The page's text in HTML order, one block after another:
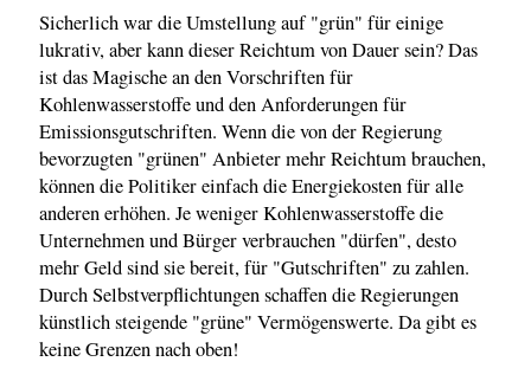
Sicherlich war die Umstellung auf "grün" für einige
lukrativ, aber kann dieser Reichtum von Dauer sein? Das
ist das Magische an den Vorschriften für
Kohlenwasserstoffe und den Anforderungen für
Emissionsgutschriften. Wenn die von der Regierung
bevorzugten "grünen" Anbieter mehr Reichtum brauchen,
können die Politiker einfach die Energiekosten für alle
anderen erhöhen. Je weniger Kohlenwasserstoffe die
Unternehmen und Bürger verbrauchen "dürfen", desto
mehr Geld sind sie bereit, für "Gutschriften" zu zahlen.
Durch Selbstverpflichtungen schaffen die Regierungen
künstlich steigende "grüne" Vermögenswerte. Da gibt es
keine Grenzen nach oben!